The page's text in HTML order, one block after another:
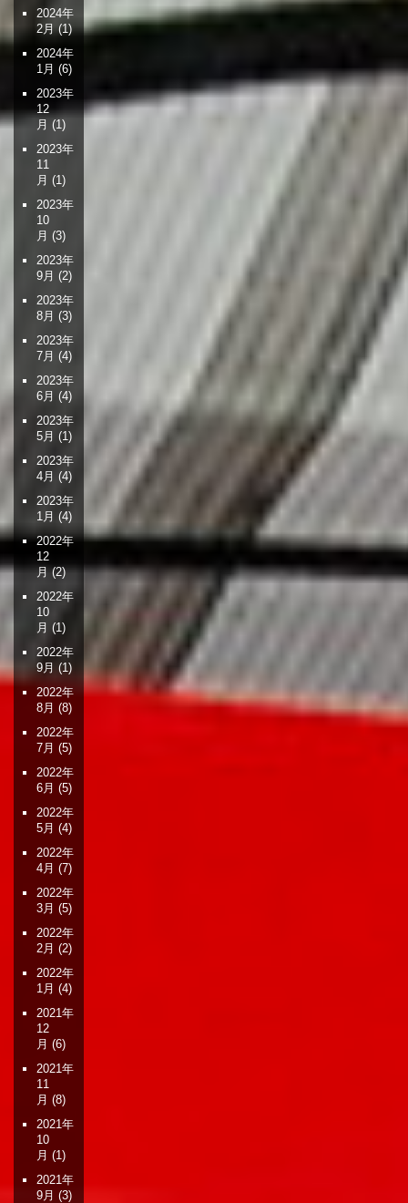
2024年
2月(1)
2024年
1月 (6)
2023年
12
月 (1)
2023年
11
月 (1)
2023年
10
月 (3)
2023年
9月 (2)
2023年
8月 (3)
2023年
7月 (4)
2023年
6月 (4)
2023年
5月 (1)
2023年
4月 (4)
2023年
1月 (4)
2022年
12
月(2)
2022年
10
月 (1)
2022年
9月 (1)
2022年
8月 (8)
2022年
7月 (5)
2022年
6月 (5)
2022年
5月 (4)
2022年
4月 (7)
2022年
3月 (5)
2022年
2月 (2)
2022年
1月 (4)
2021年
12
月 (6)
2021年
11
月 (8)
2021年
10
月 (1)
2021年
9月 (3)